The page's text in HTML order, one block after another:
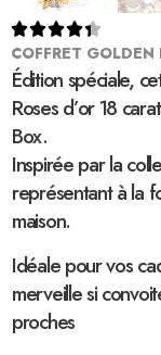

COFFRET GOLDEN
Édition spéciale,
Roses d’or 18
Box.
Inspirée par la
représentant à la
maison.
Idéale pour vos
merveille si
proches